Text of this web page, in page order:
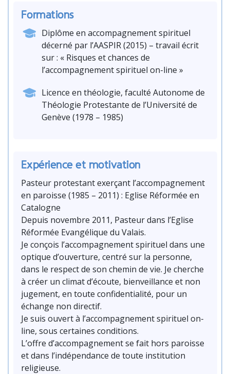
Formations
Diplôme en accompagnement spirituel
décerné par l’AASPIR (2015) – travail écrit
sur : « Risques et chances de
l’accompagnement spirituel on-line »
Licence en théologie, faculté Autonome de
Théologie Protestante de l’Université de
Genève (1978 – 1985)
Expérience et motivation
Pasteur protestant exerçant l’accompagnement
en paroisse (1985 – 2011) : Eglise Réformée en
Catalogne
Depuis novembre 2011, Pasteur dans l’Eglise
Réformée Evangélique du Valais.
Je conçois l’accompagnement spirituel dans une
optique d’ouverture, centré sur la personne,
dans le respect de son chemin de vie. Je cherche
à créer un climat d’écoute, bienveillance et non
jugement, en toute confidentialité, pour un
échange non directif.
Je suis ouvert à l’accompagnement spirituel on-
line, sous certaines conditions.
L’offre d’accompagnement se fait hors paroisse
et dans l’indépendance de toute institution
religieuse.